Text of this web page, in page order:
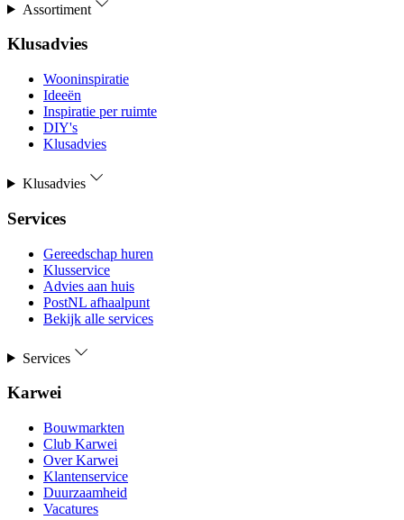
Assortiment
Klusadvies
Wooninspiratie
Ideeën
Inspiratie per ruimte
DIY's
Klusadvies
Klusadvies
Services
Gereedschap huren
Klusservice
Advies aan huis
PostNL afhaalpunt
Bekijk alle services
Services
Karwei
Bouwmarkten
Club Karwei
Over Karwei
Klantenservice
Duurzaamheid
Vacatures